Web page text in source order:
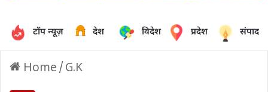
टॉप न्यूज़ देश विदेश प्रदेश
Home / G.K